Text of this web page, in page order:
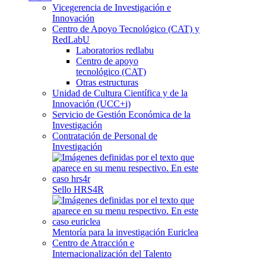
Vicegerencia de Investigación e
Innovación
Centro de Apoyo Tecnológico (CAT) y
RedLabU
Laboratorios redlabu
Centro de apoyo
tecnológico (CAT)
Otras estructuras
Unidad de Cultura Científica y de la
Innovación (UCC+i)
Servicio de Gestión Económica de la
Investigación
Contratación de Personal de
Investigación
Sello HRS4R
Mentoría para la investigación Euriclea
Centro de Atracción e
Internacionalización del Talento